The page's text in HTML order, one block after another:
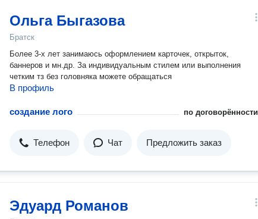
Ольга Быгазова
Братск
Более 3-х лет занимаюсь оформлением карточек, открыток,
баннеров и мн.др. За индивидуальным стилем или выполнения
четким тз без головняка можете обращаться
В профиль
создание лого по договорённости
Телефон Чат Предложить заказ
Эдуард Романов